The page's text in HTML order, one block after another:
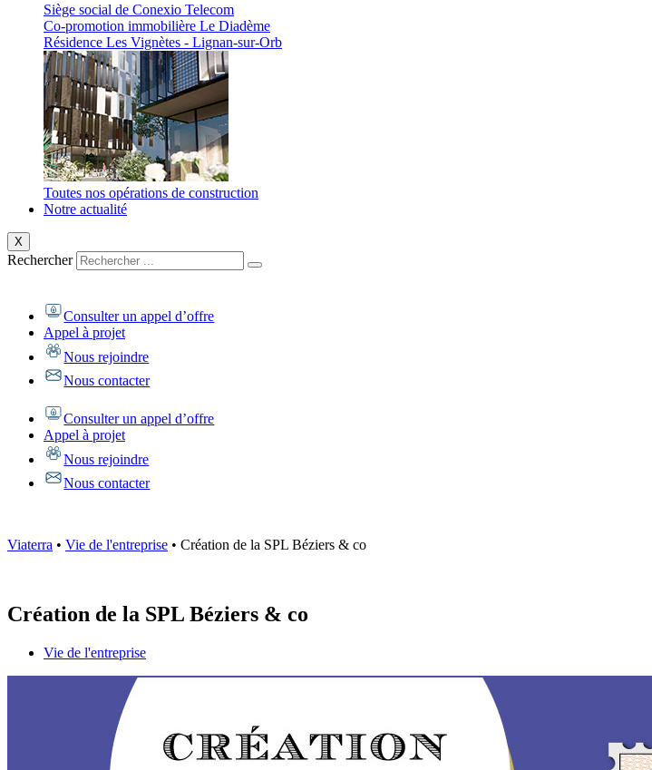
Siège social de Conexio Telecom
Co-promotion immobilière Le Diadème
Résidence Les Vignètes - Lignan-sur-Orb
Toutes nos opérations de construction
Notre actualité
X
Rechercher
Consulter un appel d’offre
Appel à projet
Nous rejoindre
Nous contacter
Consulter un appel d’offre
Appel à projet
Nous rejoindre
Nous contacter
Viaterra • Vie de l'entreprise • Création de la SPL Béziers & co
Création de la SPL Béziers & co
Vie de l'entreprise